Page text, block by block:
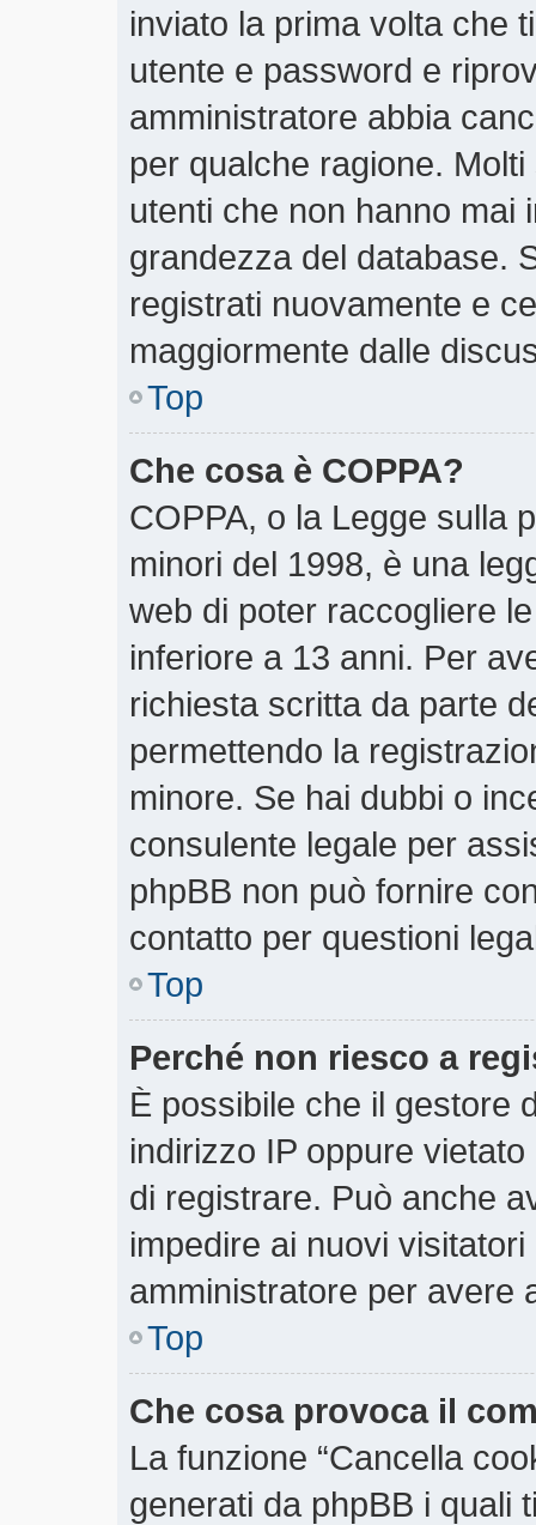
inviato la prima volta che
utente e password e
amministratore abbia
per qualche ragione.
utenti che non hanno mai
grandezza del database.
registrati nuovamente e
maggiormente dalle
Top
Che cosa è COPPA?
COPPA, o la Legge sulla
minori del 1998, è una
web di poter raccogliere
inferiore a 13 anni. Per
richiesta scritta da parte
permettendo la
minore. Se hai dubbi o
consulente legale per
phpBB non può fornire
contatto per questioni
Top
Perché non riesco a
È possibile che il gestore
indirizzo IP oppure
di registrare. Può anche
impedire ai nuovi
amministratore per avere
Top
Che cosa provoca il
La funzione “Cancella
generati da phpBB i quali